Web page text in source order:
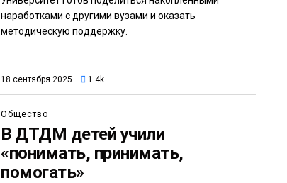
наработками с другими вузами и оказать
методическую поддержку.
18 сентября 2025 1.4k
Общество
В ДТДМ детей учили
«понимать, принимать,
помогать»